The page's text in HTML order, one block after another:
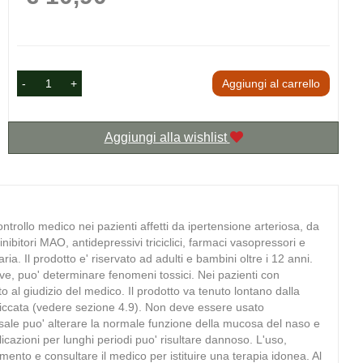
- + Aggiungi al carrello
Aggiungi alla wishlist
medico nei pazienti affetti da ipertensione arteriosa, da
MAO, antidepressivi triciclici, farmaci vasopressori e
Il prodotto e' riservato ad adulti e bambini oltre i 12 anni.
puo' determinare fenomeni tossici. Nei pazienti con
al giudizio del medico. Il prodotto va tenuto lontano dalla
(vedere sezione 4.9). Non deve essere usato
puo' alterare la normale funzione della mucosa del naso e
per lunghi periodi puo' risultare dannoso. L'uso,
e consultare il medico per istituire una terapia idonea. Al